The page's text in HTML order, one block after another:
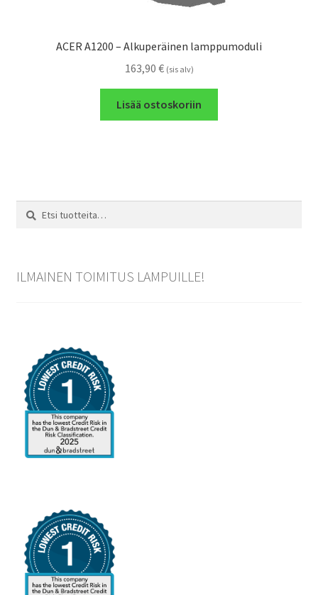
ACER A1200 – Alkuperäinen lamppumoduli
163,90 € (sis alv)
Lisää ostoskoriin
Etsi:
Haku
ILMAINEN TOIMITUS LAMPUILLE!